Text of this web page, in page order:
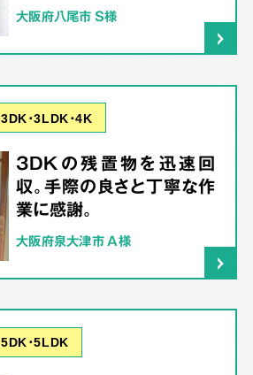
大阪府八尾市 S様
3DK･3LDK･4K
3DKの残置物を迅速回
収。手際の良さと丁寧な作
業に感謝。
大阪府泉大津市 A様
5DK･5LDK